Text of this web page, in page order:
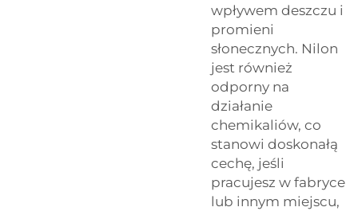
wpływem deszczu i
promieni
słonecznych. Nilon
jest również
odporny na
działanie
chemikaliów, co
stanowi doskonałą
cechę, jeśli
pracujesz w fabryce
lub innym miejscu,